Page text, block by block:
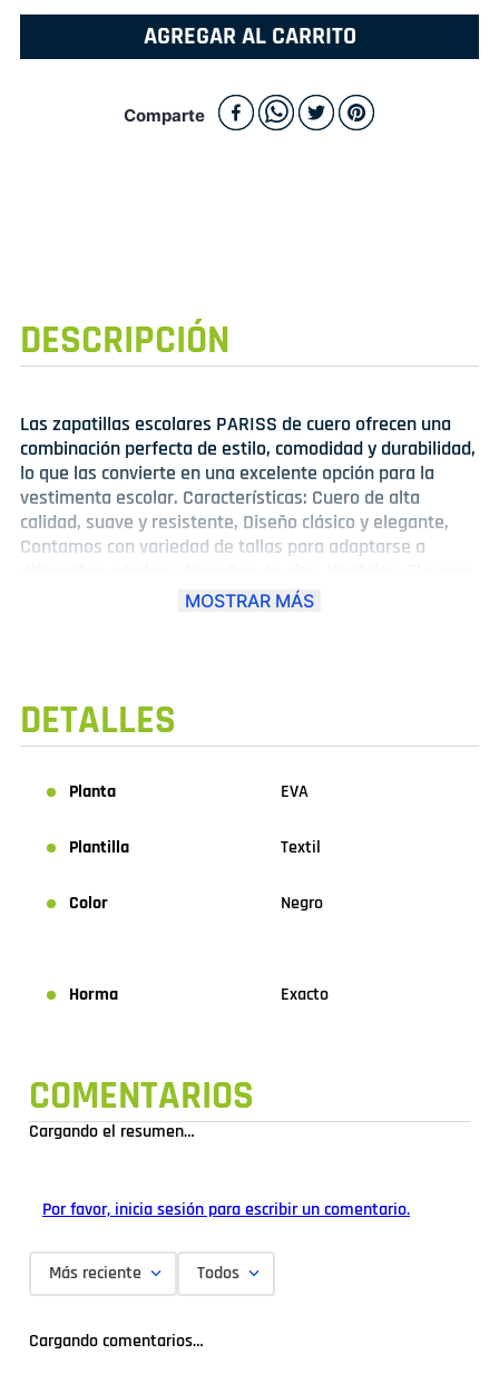
AGREGAR AL CARRITO
Comparte
DESCRIPCIÓN
Las zapatillas escolares PARISS de cuero ofrecen una
combinación perfecta de estilo, comodidad y durabilidad,
lo que las convierte en una excelente opción para la
vestimenta escolar. Características: Cuero de alta
calidad, suave y resistente, Diseño clásico y elegante,
Contamos con variedad de tallas para adaptarse a
es resistente y duradero, lo que garantiza un uso
MOSTRAR MÁS
DETALLES
Planta EVA
Plantilla Textil
Color Negro
Horma Exacto
COMENTARIOS
Cargando el resumen…
Por favor, inicia sesión para escribir un comentario.
Más reciente Todos
Cargando comentarios…